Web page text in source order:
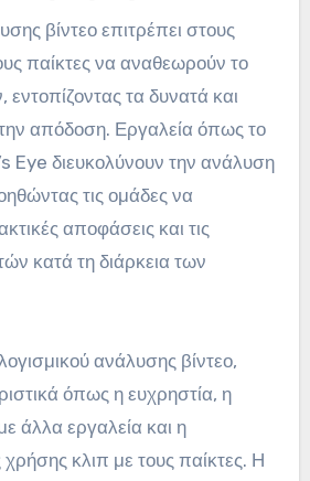
βίντεο επιτρέπει στους
παίκτες να αναθεωρούν το
τα δυνατά και
απόδοση. Εργαλεία όπως το
Eye διευκολύνουν την ανάλυση
τις ομάδες να
αποφάσεις και τις
κατά τη διάρκεια των
ανάλυσης βίντεο,
όπως η ευχρηστία, η
άλλα εργαλεία και η
χρήσης κλιπ με τους παίκτες. Η